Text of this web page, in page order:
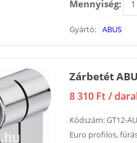
Mennyiség:
Gyártó: ABUS
Zárbetét
8 310 Ft /
Kódszám:GT12-
Euro profilos,